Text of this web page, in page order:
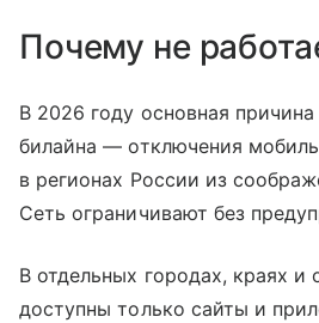
Почему не
В 2026 году основная
билайна — отключения
в регионах России из
Сеть ограничивают без
В отдельных городах, краях и
доступны только сайты и